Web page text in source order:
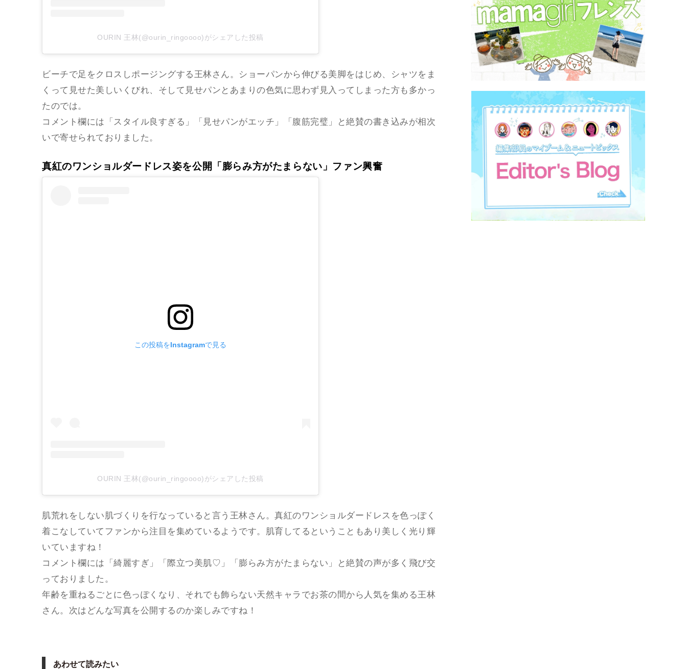
OURIN 王林(@ourin_ringoooo)がシェアした投稿
ビーチで足をクロスしポージングする王林さん。ショーパンから伸びる美脚をはじめ、シャツをま
くって見せた美しいくびれ、そして見せパンとあまりの色気に思わず見入ってしまった方も多かっ
たのでは。
コメント欄には「スタイル良すぎる」「見せパンがエッチ」「腹筋完璧」と絶賛の書き込みが相次
いで寄せられておりました。
真紅のワンショルダードレス姿を公開「膨らみ方がたまらない」ファン興奮
この投稿をInstagramで見る
OURIN 王林(@ourin_ringoooo)がシェアした投稿
肌荒れをしない肌づくりを行なっていると言う王林さん。真紅のワンショルダードレスを色っぽく
着こなしていてファンから注目を集めているようです。肌育してるということもあり美しく光り輝
いていますね！
コメント欄には「綺麗すぎ」「際立つ美肌♡」「膨らみ方がたまらない」と絶賛の声が多く飛び交
っておりました。
年齢を重ねるごとに色っぽくなり、それでも飾らない天然キャラでお茶の間から人気を集める王林
さん。次はどんな写真を公開するのか楽しみですね！
あわせて読みたい